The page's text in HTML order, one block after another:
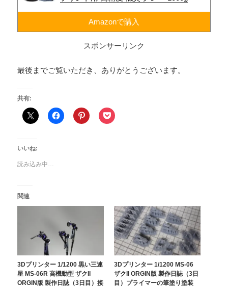
Amazonで購入
スポンサーリンク
最後までご覧いただき、ありがとうございます。
共有:
いいね:
読み込み中…
関連
3Dプリンター 1/1200 黒い三連
星 MS-06R 高機動型 ザクII
ORGIN版 製作日誌（3日目）接
3Dプリンター 1/1200 MS-06
ザクII ORGIN版 製作日誌（3日
目）プライマーの筆塗り塗装